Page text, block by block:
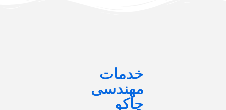
خدمات
مهندسی
چاکو